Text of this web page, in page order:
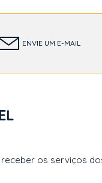
ENVIE UM E-MAIL
os serviços